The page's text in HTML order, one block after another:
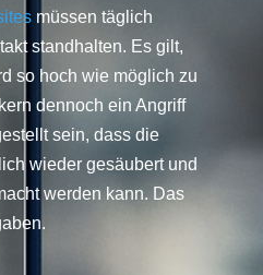
müssen täglich
standhalten. Es gilt,
so hoch wie möglich zu
dennoch ein Angriff
sein, dass die
wieder gesäubert und
werden kann. Das